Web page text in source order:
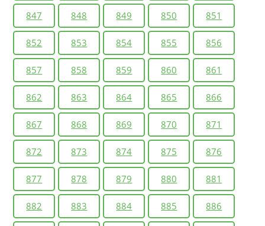
847 848 849 850 851
852 853 854 855 856
857 858 859 860 861
862 863 864 865 866
867 868 869 870 871
872 873 874 875 876
877 878 879 880 881
882 883 884 885 886